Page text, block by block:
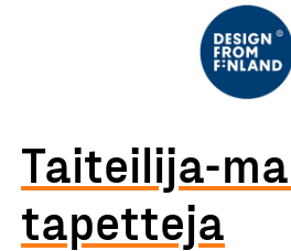
Taiteilija-
tapetteja